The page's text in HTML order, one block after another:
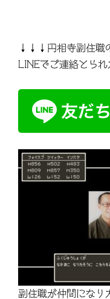
↓↓↓円相寺副住職
LINEでご連絡とられ
副住職が仲間になり